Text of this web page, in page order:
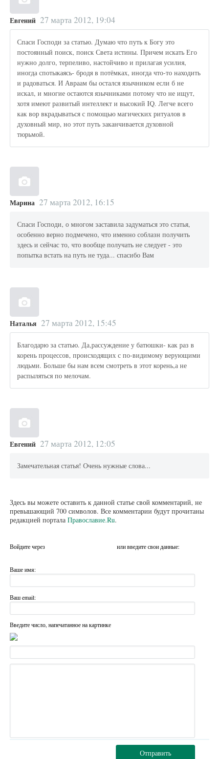
Евгений 27 марта 2012, 19:04
Спаси Господи за статью. Думаю что путь к Богу это
постоянный поиск, поиск Света истины. Причем искать Его
нужно долго, терпеливо, настойчиво и прилагая усилия,
иногда спотыкаясь- бродя в потёмках, иногда что-то находить
и радоваться. И Авраам бы остался язычником если б не
искал, и многие остаются язычниками потому что не ищут,
хотя имеют развитый интеллект и высокий IQ. Легче всего
как вор вкрадываться с помощью магических ритуалов в
духовный мир, но этот путь заканчивается духовной
тюрьмой.
Марина 27 марта 2012, 16:15
Спаси Господи, о многом заставила задуматься это статья,
особенно верно подмечено, что именно соблазн получить
здесь и сейчас то, что вообще получать не следует - это
попытка встать на путь не туда... спасибо Вам
Наталья 27 марта 2012, 15:45
Благодарю за статью. Да,рассуждение у батюшки- как раз в
корень процессов, происходящих с по-видимому верующими
людьми. Больше бы нам всем смотреть в этот корень,а не
распыляться по мелочам.
Евгений 27 марта 2012, 12:05
Замечательная статья! Очень нужные слова...
Здесь вы можете оставить к данной статье свой комментарий, не
превышающий 700 символов. Все комментарии будут прочитаны
редакцией портала Православие.Ru.
Войдите через или введите свои данные:
Ваше имя:
Ваш email:
Введите число, напечатанное на картинке
Отправить